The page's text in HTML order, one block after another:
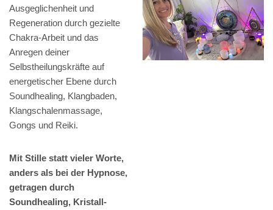
Ausgeglichenheit und
Regeneration durch gezielte
Chakra-Arbeit und das
Anregen deiner
Selbstheilungskräfte auf
energetischer Ebene durch
Soundhealing, Klangbaden,
Klangschalenmassage,
Gongs und Reiki.
Mit Stille statt vieler Worte,
anders als bei der Hypnose,
getragen durch
Soundhealing, Kristall-